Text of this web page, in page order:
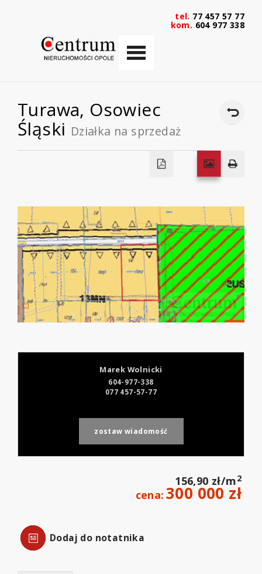
tel. 77 457 57 77
kom. 604 977 338
Turawa, Osowiec
Śląski Działka na sprzedaż
Marek Wolnicki
604-977-338
077 457-57-77
zostaw wiadomość
156,90 zł/m2
cena: 300 000 zł
Dodaj do notatnika